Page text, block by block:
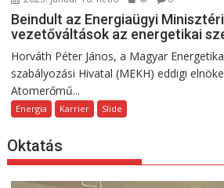
Beindult az Energiaügyi
vezetőváltások az energetikai
Horváth Péter János, a Magyar
szabályozási Hivatal (MEKH) eddigi
Atomerőmű...
Energia Karrier Slide
Oktatás